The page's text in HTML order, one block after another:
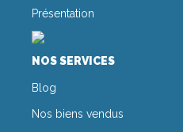
Présentation
NOS SERVICES
Blog
Nos biens vendus